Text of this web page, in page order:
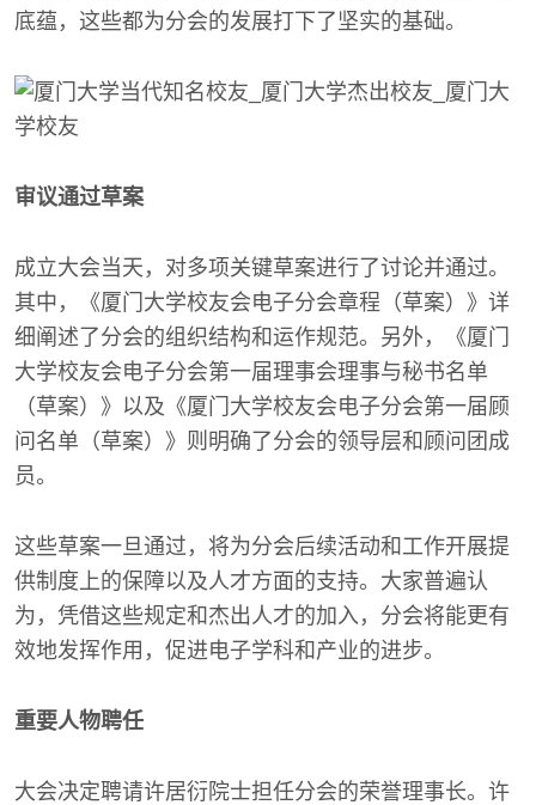
底蕴，这些都为分会的发展打下了坚实的基础。
审议通过草案
成立大会当天，对多项关键草案进行了讨论并通过。
其中，《厦门大学校友会电子分会章程（草案）》详
细阐述了分会的组织结构和运作规范。另外，《厦门
大学校友会电子分会第一届理事会理事与秘书名单
（草案）》以及《厦门大学校友会电子分会第一届顾
问名单（草案）》则明确了分会的领导层和顾问团成
员。
这些草案一旦通过，将为分会后续活动和工作开展提
供制度上的保障以及人才方面的支持。大家普遍认
为，凭借这些规定和杰出人才的加入，分会将能更有
效地发挥作用，促进电子学科和产业的进步。
重要人物聘任
大会决定聘请许居衍院士担任分会的荣誉理事长。许